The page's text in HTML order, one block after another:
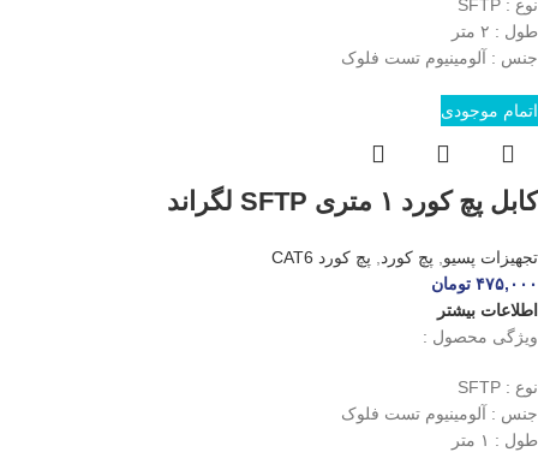
نوع : SFTP
طول : ۲ متر
جنس : آلومینیوم تست فلوک
اتمام موجودی
کابل پچ کورد ۱ متری SFTP لگراند
تجهیزات پسیو پچ کورد
پچ کورد CAT6
۴۷۵,۰۰۰ تومان
اطلاعات بیشتر
ویژگی محصول :
نوع : SFTP
جنس : آلومینیوم تست فلوک
طول : ۱ متر